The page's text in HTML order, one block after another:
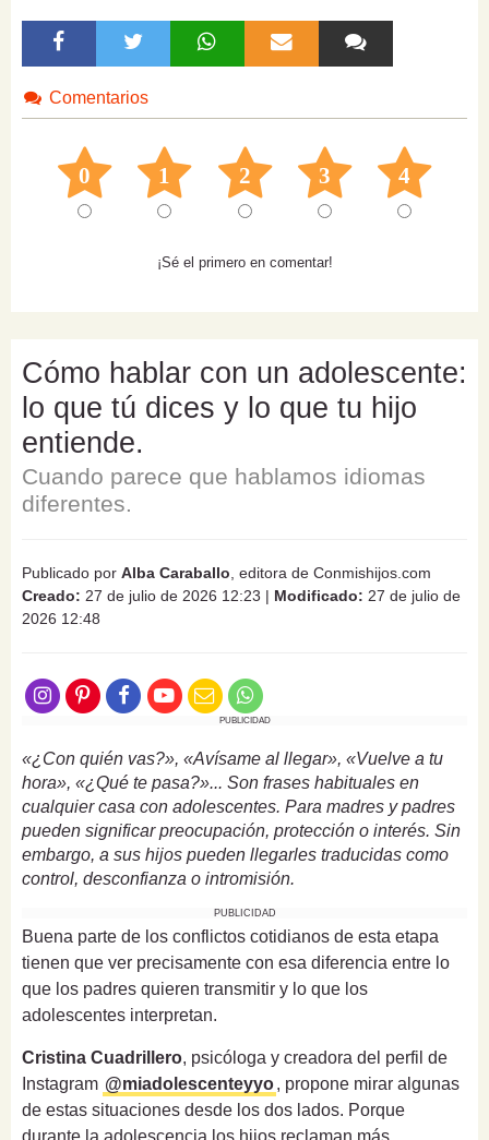
Comentarios
0 1 2 3 4
¡Sé el primero en comentar!
Cómo hablar con un adolescente:
lo que tú dices y lo que tu hijo
entiende.
Cuando parece que hablamos idiomas
diferentes.
Publicado por Alba Caraballo , editora de Conmishijos.com
Creado: 27 de julio de 2026 12:23 | Modificado: 27 de julio de
2026 12:48
PUBLICIDAD
«¿Con quién vas?», «Avísame al llegar», «Vuelve a tu
hora», «¿Qué te pasa?»... Son frases habituales en
cualquier casa con adolescentes. Para madres y padres
pueden significar preocupación, protección o interés. Sin
embargo, a sus hijos pueden llegarles traducidas como
control, desconfianza o intromisión.
PUBLICIDAD
Buena parte de los conflictos cotidianos de esta etapa
tienen que ver precisamente con esa diferencia entre lo
que los padres quieren transmitir y lo que los
adolescentes interpretan.
Cristina Cuadrillero, psicóloga y creadora del perfil de
Instagram @miadolescenteyyo, propone mirar algunas
de estas situaciones desde los dos lados. Porque
durante la adolescencia los hijos reclaman más